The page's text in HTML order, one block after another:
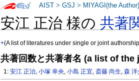
安江 正治 様の共著
+(A list of literatures under single or joint
共著回数と共著者名 (a list of
1:安江 正治,小塚 幸央,小島 正宜,斎藤 尚生,森 洋
AIST >GSJ > MIYAGI(the Author)